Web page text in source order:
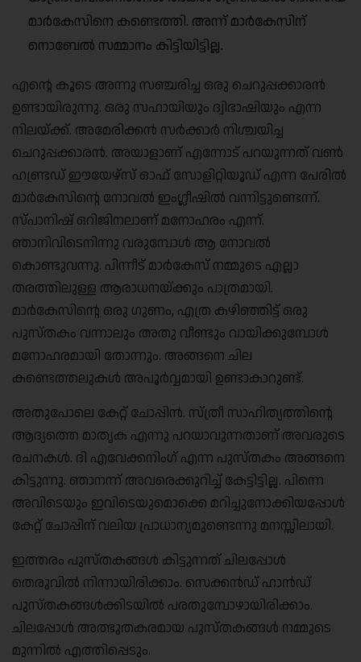
മാർകേസിനെ കണ്ടെത്തി. അന്ന് മാർകേസിന്
നൊബേൽ സമ്മാനം കിട്ടിയിട്ടില്ല.
എൻ്റെ കൂടെ അന്നു സഞ്ചരിച്ച ഒരു ചെറുപ്പക്കാരൻ
ഉണ്ടായിരുന്നു. ഒരു സഹായിയും ദ്വിഭാഷിയും എന്ന
നിലയ്ക്ക്. അമേരിക്കൻ സർക്കാർ നിശ്ചയിച്ച
ചെറുപ്പക്കാരൻ. അയാളാണ് എന്നോട് പറയുന്നത് വൺ
ഹണ്ട്രഡ് ഈയേഴ്‌സ് ഓഫ് സോളിറ്റിയൂഡ് എന്ന പേരിൽ
മാർകേസിൻ്റെ നോവൽ ഇംഗ്ലീഷിൽ വന്നിട്ടുണ്ടെന്ന്.
സ്പാനിഷ് ഒറിജിനലാണ് മനോഹരം എന്ന്.
ഞാനിവിടെനിന്നു വരുമ്പോൾ ആ നോവൽ
കൊണ്ടുവന്നു. പിന്നീട് മാർകേസ് നമ്മുടെ എല്ലാ
തരത്തിലുള്ള ആരാധനയ്ക്കും പാത്രമായി.
മാർകേസിൻ്റെ ഒരു ഗുണം, എത്ര കഴിഞ്ഞിട്ട് ഒരു
പുസ്തകം വന്നാലും അതു വീണ്ടും വായിക്കുമ്പോൾ
മനോഹരമായി തോന്നും. അങ്ങനെ ചില
കണ്ടെത്തലുകൾ അപൂർവ്വമായി ഉണ്ടാകാറുണ്ട്.
അതുപോലെ കേറ്റ് ചോപ്പിൻ. സ്ത്രീ സാഹിത്യത്തിൻ്റെ
ആദ്യത്തെ മാതൃക എന്നു പറയാവുന്നതാണ് അവരുടെ
രചനകൾ. ദി എവേക്കനിംഗ് എന്ന പുസ്തകം അങ്ങനെ
കിട്ടുന്നു. ഞാനന്ന് അവരെക്കുറിച്ച് കേട്ടിട്ടില്ല. പിന്നെ
അവിടെയും ഇവിടെയുമൊക്കെ മറിച്ചുനോക്കിയപ്പോൾ
കേറ്റ് ചോപ്പിന് വലിയ പ്രാധാന്യമുണ്ടെന്നു മനസ്സിലായി.
ഇത്തരം പുസ്തകങ്ങൾ കിട്ടുന്നത് ചിലപ്പോൾ
തെരുവിൽ നിന്നായിരിക്കാം. സെക്കൻഡ് ഹാൻഡ്
പുസ്തകങ്ങൾക്കിടയിൽ പരതുമ്പോഴായിരിക്കാം.
ചിലപ്പോൾ അത്ഭുതകരമായ പുസ്തകങ്ങൾ നമ്മുടെ
മുന്നിൽ എത്തിപ്പെടും.